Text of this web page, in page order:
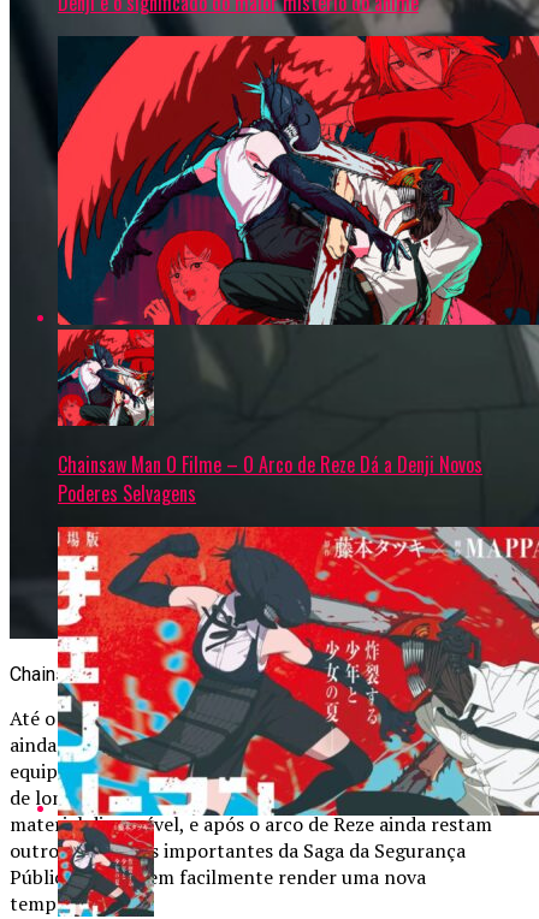
Chainsaw Man vai ter segunda temporada?
Até o momento, asegunda temporada
de Chainsaw Man
ainda não tem data de estreia confirmada. No entanto, a
equipe criativa já deixou claro que existe um planejamento
de longo prazo para o anime. O mangá possui muito
material disponível, e após o arco de Reze ainda restam
outros três arcos importantes da Saga da Segurança
Pública que podem facilmente render uma nova
temporada.
Chainsaw Man O Filme – O Arco de Reze Dá a Denji Novos
Poderes Selvagens